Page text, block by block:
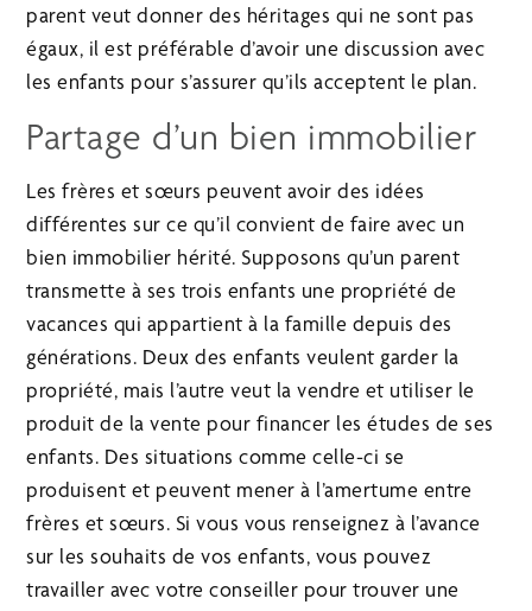
parent veut donner des héritages qui ne sont pas
égaux, il est préférable d’avoir une discussion avec
les enfants pour s’assurer qu’ils acceptent le plan.
Partage d’un bien immobilier
Les frères et sœurs peuvent avoir des idées
différentes sur ce qu’il convient de faire avec un
bien immobilier hérité. Supposons qu’un parent
transmette à ses trois enfants une propriété de
vacances qui appartient à la famille depuis des
générations. Deux des enfants veulent garder la
propriété, mais l’autre veut la vendre et utiliser le
produit de la vente pour financer les études de ses
enfants. Des situations comme celle-ci se
produisent et peuvent mener à l’amertume entre
frères et sœurs. Si vous vous renseignez à l’avance
sur les souhaits de vos enfants, vous pouvez
travailler avec votre conseiller pour trouver une